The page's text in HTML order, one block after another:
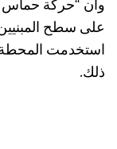
وأن “حركة حماس
على سطح
استخدمت المحطة
ذلك.